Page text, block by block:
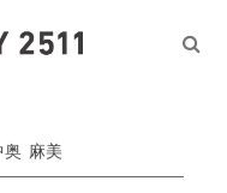
麻美